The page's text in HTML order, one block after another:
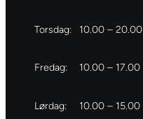
Torsdag: 10.00 – 20.00
Fredag: 10.00 – 17.00
Lørdag: 10.00 – 15.00